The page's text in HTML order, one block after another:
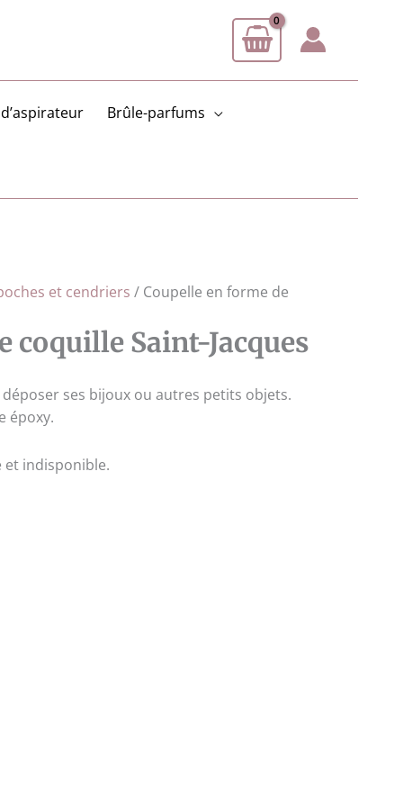
Brûle-parfums
et cendriers / Coupelle en forme de
coquille Saint-Jacques
ses bijoux ou autres petits objets.
époxy.
indisponible.